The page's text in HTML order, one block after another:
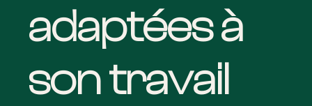
adaptées à
son travail